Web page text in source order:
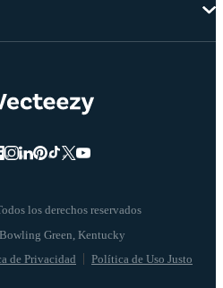
los derechos reservados
de Privacidad Política de Uso Justo